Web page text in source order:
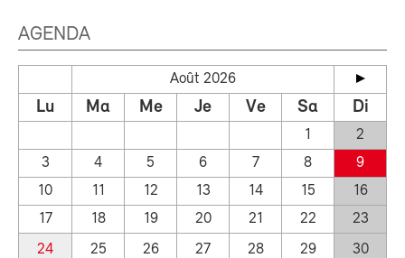
AGENDA
Août 2026
Lu Ma Me Je Ve Sa Di
1
2
3
4 5 6 7 8
9
10
11 12 13 14 15
16
17
18 19 20 21 22
23
24
25 26 27 28 29
30